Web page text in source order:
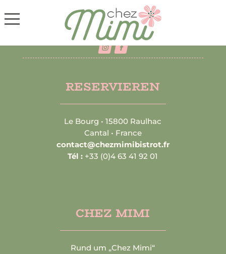
RESERVIEREN
Le Bourg • 15800 Raulhac
Cantal • France
contact@chezmimibistrot.fr
Tél : +33 (0)4 63 41 92 01
CHEZ MIMI
Rund um „Chez Mimi“